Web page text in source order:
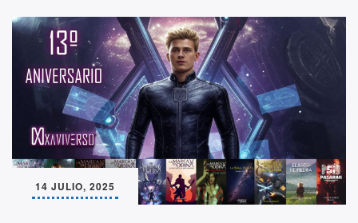
14 JULIO, 2025